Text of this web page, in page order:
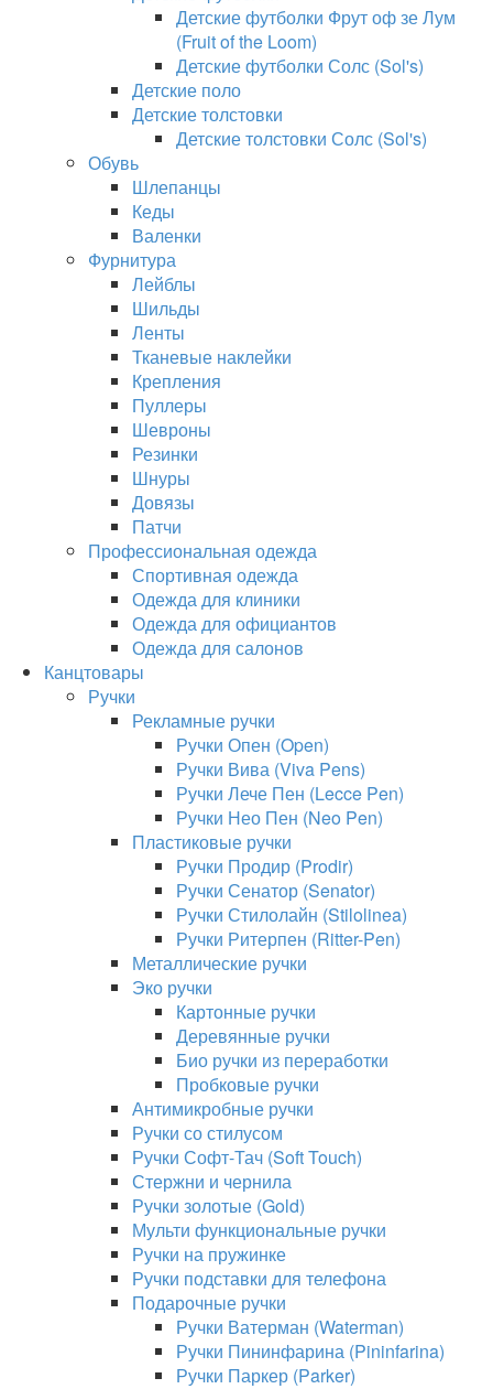
Детские футболки Фрут оф зе Лум
(Fruit of the Loom)
Детские футболки Солс (Sol's)
Детские поло
Детские толстовки
Детские толстовки Солс (Sol's)
Обувь
Шлепанцы
Кеды
Валенки
Фурнитура
Лейблы
Шильды
Ленты
Тканевые наклейки
Крепления
Пуллеры
Шевроны
Резинки
Шнуры
Довязы
Патчи
Профессиональная одежда
Спортивная одежда
Одежда для клиники
Одежда для официантов
Одежда для салонов
Канцтовары
Ручки
Рекламные ручки
Ручки Опен (Open)
Ручки Вива (Viva Pens)
Ручки Лече Пен (Lecce Pen)
Ручки Нео Пен (Neo Pen)
Пластиковые ручки
Ручки Продир (Prodir)
Ручки Сенатор (Senator)
Ручки Стилолайн (Stilolinea)
Ручки Ритерпен (Ritter-Pen)
Металлические ручки
Эко ручки
Картонные ручки
Деревянные ручки
Био ручки из переработки
Пробковые ручки
Антимикробные ручки
Ручки со стилусом
Ручки Софт-Тач (Soft Touch)
Стержни и чернила
Ручки золотые (Gold)
Мульти функциональные ручки
Ручки на пружинке
Ручки подставки для телефона
Подарочные ручки
Ручки Ватерман (Waterman)
Ручки Пининфарина (Pininfarina)
Ручки Паркер (Parker)